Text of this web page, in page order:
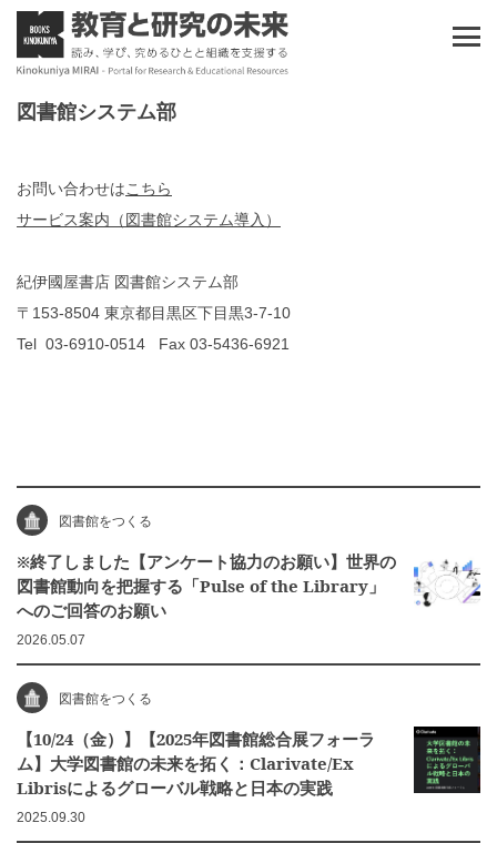
図書館システム部
お問い合わせはこちら
サービス案内（図書館システム導入）
紀伊國屋書店 図書館システム部
〒153-8504 東京都目黒区下目黒3-7-10
Tel 03-6910-0514 Fax 03-5436-6921
図書館をつくる
※終了しました【アンケート協力のお願い】世界の
図書館動向を把握する「Pulse of the Library」
へのご回答のお願い
2026.05.07
図書館をつくる
【10/24（金）】【2025年図書館総合展フォーラ
ム】大学図書館の未来を拓く：Clarivate/Ex
Librisによるグローバル戦略と日本の実践
2025.09.30